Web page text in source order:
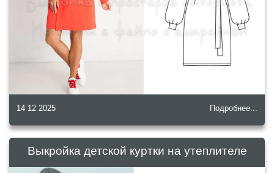
14 12 2025 Подробнее...
Выкройка детской куртки на утеплителе